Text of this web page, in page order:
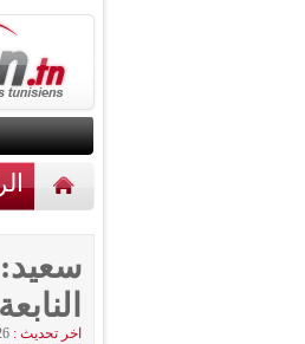
سعيد:
اخر تحديث : 07/07/2026